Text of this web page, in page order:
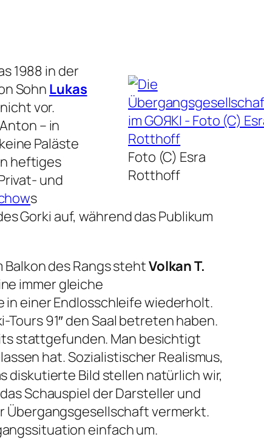
Foto (C) Esra
Rotthoff
1988 in der
SohnLukas
vor.
– in
Paläste
heftiges
und
s
Gorki auf, während das Publikum
des Rangs stehtVolkan T.
immer gleiche
in einer Endlosschleife wiederholt.
Tours 91″ den Saal betreten haben.
stattgefunden. Man besichtigt
hat. Sozialistischer Realismus,
diskutierte Bild stellen natürlich wir,
Schauspiel der Darsteller und
Übergangsgesellschaft vermerkt.
einfach um.